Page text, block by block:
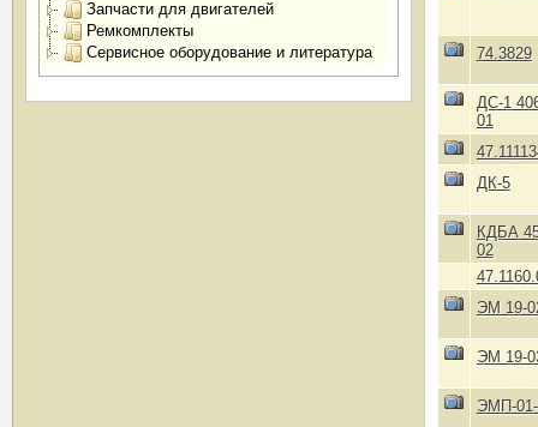
Запчасти для двигателей
Ремкомплекты
Сервисное оборудование и литература
74.3829
ДС-1
01
ДК-5
КДБА
02
ЭМ 19-
ЭМ 19-
ЭМП-